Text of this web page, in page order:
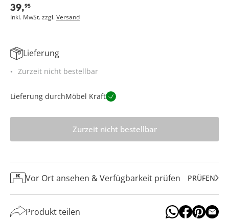
39,95
Inkl. MwSt. zzgl.Versand
Lieferung
Zurzeit nicht bestellbar
Lieferung durchMöbel Kraft
Zurzeit nicht bestellbar
Vor Ort ansehen & Verfügbarkeit prüfen PRÜFEN
Produkt teilen